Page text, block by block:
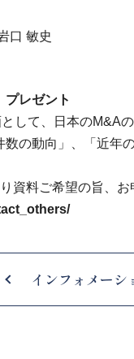
口 敏史
プレゼント
して、日本のM&A
の動向」、「近年
資料ご希望の旨、お
インフォメーシ